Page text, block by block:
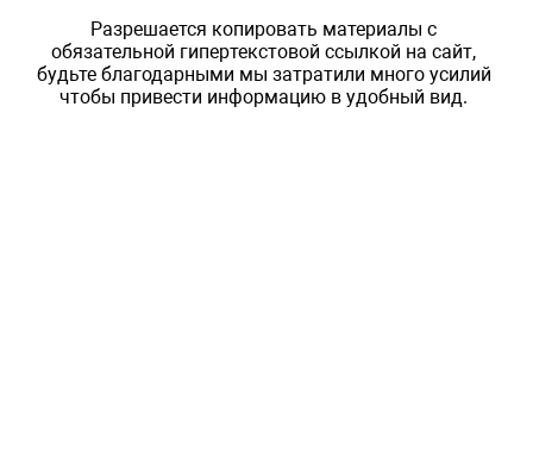
Разрешается копировать материалы с
обязательной гипертекстовой ссылкой на сайт,
будьте благодарными мы затратили много усилий
чтобы привести информацию в удобный вид.